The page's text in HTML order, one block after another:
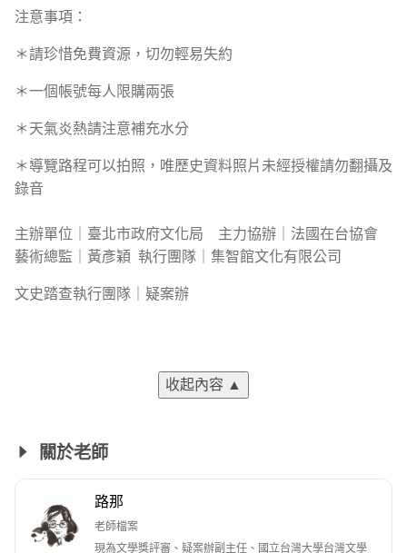
注意事項：
＊請珍惜免費資源，切勿輕易失約
＊一個帳號每人限購兩張
＊天氣炎熱請注意補充水分
＊導覽路程可以拍照，唯歷史資料照片未經授權請勿翻攝及
錄音
主辦單位｜臺北市政府文化局 主力協辦｜法國在台協會
藝術總監｜黃彥穎 執行團隊｜集智館文化有限公司
文史踏查執行團隊｜疑案辦
收起內容 ▲
關於老師
路那
老師檔案
現為文學獎評審、疑案辦副主任、國立台灣大學台灣文學